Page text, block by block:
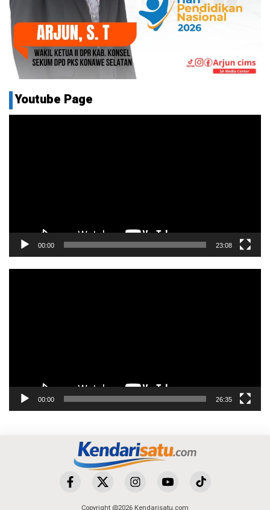
Youtube Page
00:00 23:08
00:00 26:35